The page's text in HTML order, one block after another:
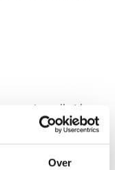
Over
pas je snelheid
is
😉